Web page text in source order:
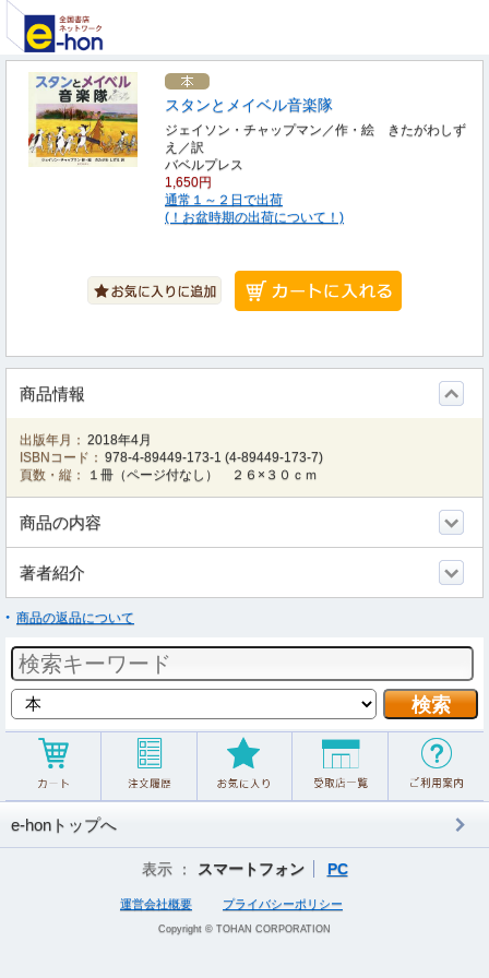
スタンとメイベル音楽隊
ジェイソン・チャップマン／作・絵 きたがわしず
え／訳
バベルプレス
1,650円
通常１～２日で出荷
(！お盆時期の出荷について！)
商品情報
出版年月： 2018年4月
ISBNコード： 978-4-89449-173-1 (4-89449-173-7)
頁数・縦：
１冊（ページ付なし） ２６×３０ｃｍ
商品の内容
著者紹介
商品の返品について
e-honトップへ
表示 ： スマートフォン PC
運営会社概要 プライバシーポリシー
Copyright © TOHAN CORPORATION